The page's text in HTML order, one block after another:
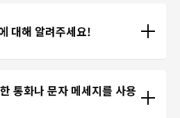
대해 알려주세요!
속 출시되고 있기 때문에 최신
통화나 문자 메세지를 사용